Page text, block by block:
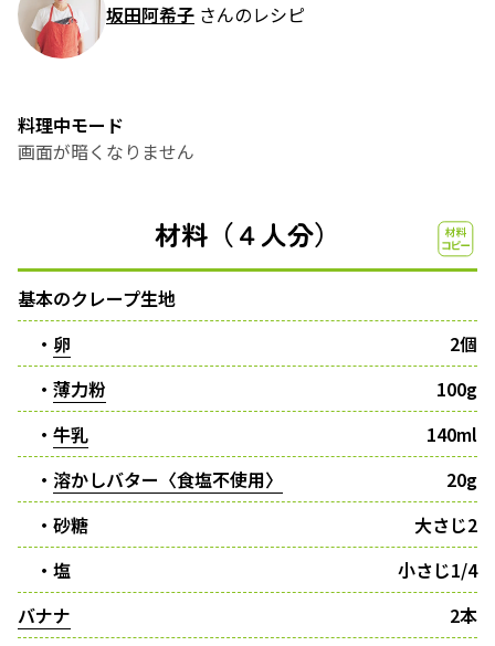
坂田阿希子 さんのレシピ
料理中モード
画面が暗くなりません
材料（４人分）
基本のクレープ生地
・ 卵
2個
・ 薄力粉
100g
・ 牛乳
140ml
・ 溶かしバター〈食塩不使用〉
20g
・砂糖
大さじ2
・塩
小さじ1/4
バナナ
2本